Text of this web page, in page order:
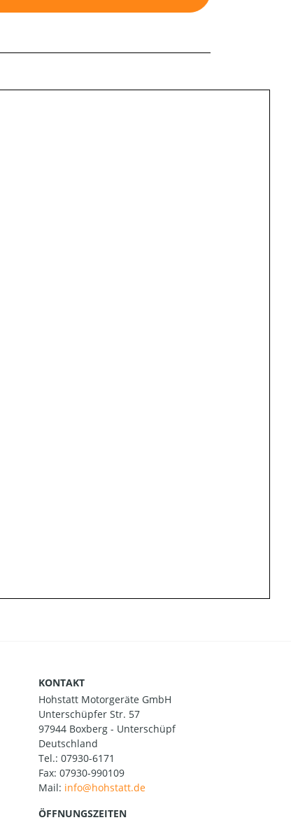
KONTAKT
Hohstatt Motorgeräte GmbH
Unterschüpfer Str. 57
97944 Boxberg - Unterschüpf
Deutschland
Tel.: 07930-6171
Fax: 07930-990109
Mail:
ÖFFNUNGSZEITEN